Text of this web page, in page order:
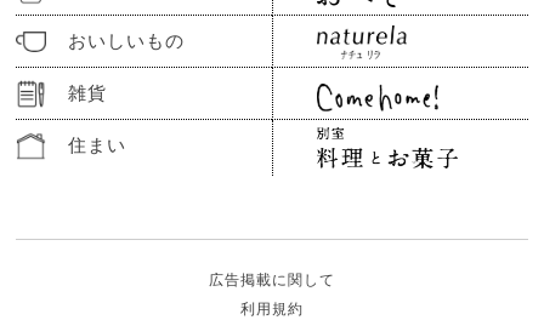
おいしいもの
雑貨
住まい
広告掲載に関して
利用規約